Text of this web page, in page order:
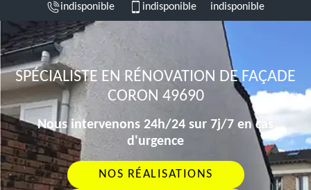
indisponible indisponible indisponible
SPÉCIALISTE EN RÉNOVATION DE FAÇADE
CORON 49690
Nous intervenons 24h/24 sur 7j/7 en cas
d'urgence
NOS RÉALISATIONS